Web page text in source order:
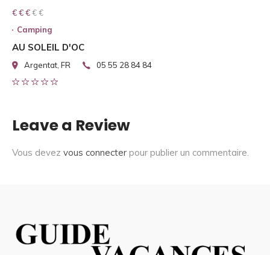
€ € € € €
€ € €
Camping
AU SOLEIL D'OC
Argentat, FR 05 55 28 84 84
Leave a Review
Vous devez vous connecter pour publier un commentaire.